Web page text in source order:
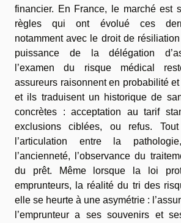
financier. En France, le marché est
règles qui ont évolué ces
notamment avec le droit de
puissance de la délégation
l’examen du risque médical
assureurs raisonnent en probabilité
et ils traduisent un historique de
concrètes : acceptation au tarif
exclusions ciblées, ou refus.
l’articulation entre la
l’ancienneté, l’observance du
du prêt. Même lorsque la loi
emprunteurs, la réalité du tri des
elle se heurte à une asymétrie :
l’emprunteur a ses souvenirs et